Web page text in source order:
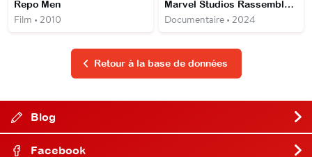
Repo Men
Film • 2010
Marvel Studios Rassemblement : Le making-of de X-Men '97
Documentaire • 2024
Retour à la base de données
Blog
Facebook